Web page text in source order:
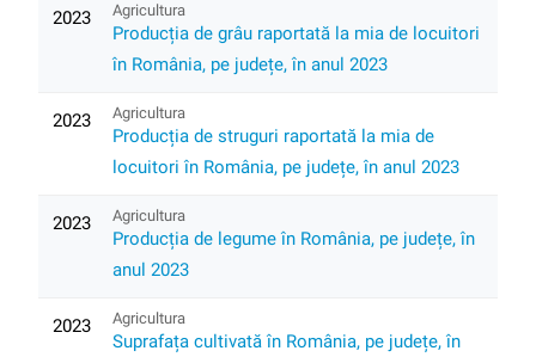
2023 Agricultura
Producția de grâu raportată la mia de locuitori
în România, pe județe, în anul 2023
2023 Agricultura
Producția de struguri raportată la mia de
locuitori în România, pe județe, în anul 2023
2023 Agricultura
Producția de legume în România, pe județe, în
anul 2023
2023 Agricultura
Suprafața cultivată în România, pe județe, în